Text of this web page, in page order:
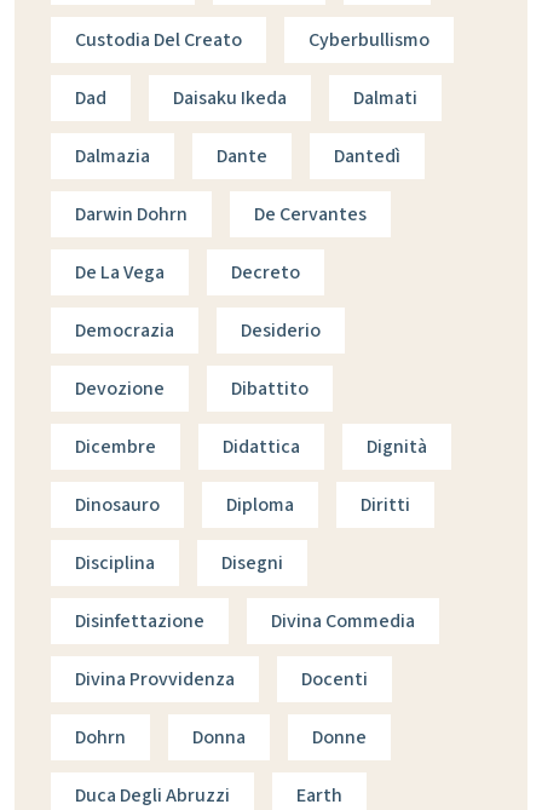
Custodia Del Creato Cyberbullismo
Dad Daisaku Ikeda Dalmati
Dalmazia Dante Dantedì
Darwin Dohrn De Cervantes
De La Vega Decreto
Democrazia Desiderio
Devozione Dibattito
Dicembre Didattica Dignità
Dinosauro Diploma Diritti
Disciplina Disegni
Disinfettazione Divina Commedia
Divina Provvidenza Docenti
Dohrn Donna Donne
Duca Degli Abruzzi Earth